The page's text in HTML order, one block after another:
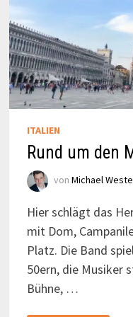
ITALIEN
Rund um den
von Michael
Hier schlägt das
mit Dom,
Platz. Die Band
50ern, die Musiker
Bühne, …